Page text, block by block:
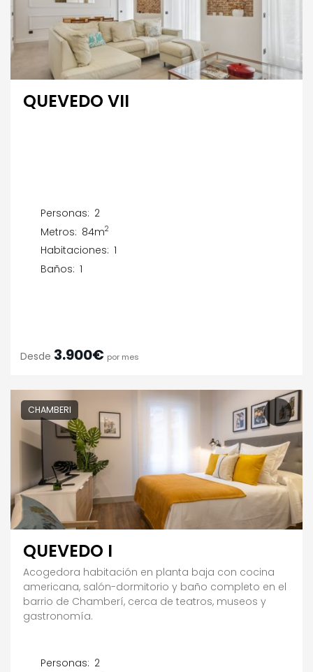
QUEVEDO VII
Personas: 2
Metros: 84m2
Habitaciones: 1
Baños: 1
Desde 3.900€ por mes
CHAMBERI
QUEVEDO I
Acogedora habitación en planta baja con cocina
americana, salón-dormitorio y baño completo en el
barrio de Chamberí, cerca de teatros, museos y
gastronomía.
Personas: 2